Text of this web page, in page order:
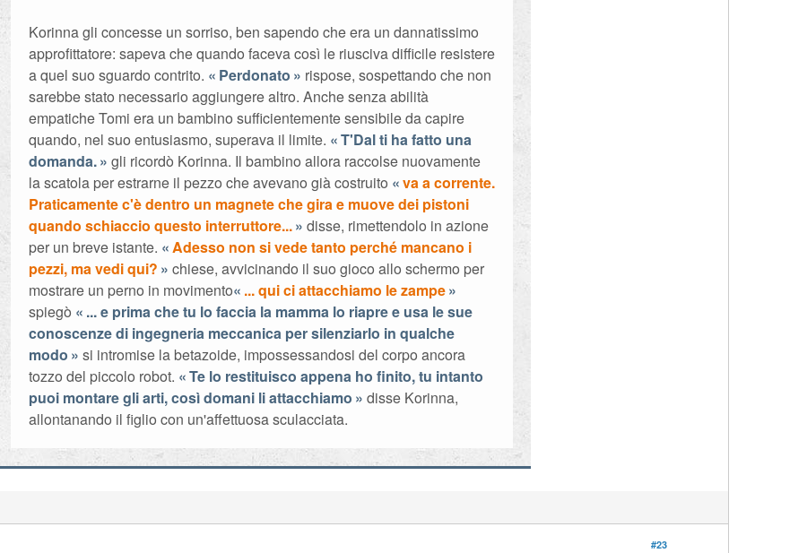
Korinna gli concesse un sorriso, ben sapendo che era un dannatissimo
approfittatore: sapeva che quando faceva così le riusciva difficile resistere
a quel suo sguardo contrito.
Perdonato
rispose, sospettando che non
sarebbe stato necessario aggiungere altro. Anche senza abilità
empatiche Tomi era un bambino sufficientemente sensibile da capire
quando, nel suo entusiasmo, superava il limite.
T'Dal ti ha fatto una
domanda.
gli ricordò Korinna. Il bambino allora raccolse nuovamente
la scatola per estrarne il pezzo che avevano già costruito
va a corrente.
Praticamente c'è dentro un magnete che gira e muove dei pistoni
quando schiaccio questo interruttore...
disse, rimettendolo in azione
per un breve istante.
Adesso non si vede tanto perché mancano i
pezzi, ma vedi qui?
chiese, avvicinando il suo gioco allo schermo per
mostrare un perno in movimento
... qui ci attacchiamo le zampe
spiegò
... e prima che tu lo faccia la mamma lo riapre e usa le sue
conoscenze di ingegneria meccanica per silenziarlo in qualche
modo
si intromise la betazoide, impossessandosi del corpo ancora
tozzo del piccolo robot.
Te lo restituisco appena ho finito, tu intanto
puoi montare gli arti, così domani li attacchiamo
disse Korinna,
allontanando il figlio con un'affettuosa sculacciata.
#23